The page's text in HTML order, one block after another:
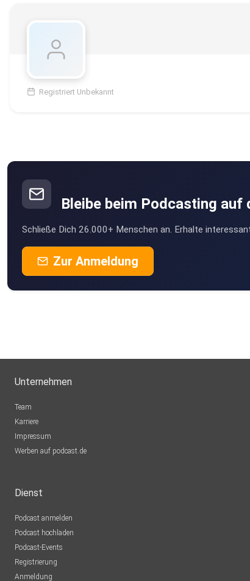
Registriert Unbekannt
Bleibe beim Podcasting auf
Schließe Dich 26.000+ Menschen an. Erhalte
Zur Anmeldung
Unternehmen
Team
Karriere
Impressum
Werben auf podcast.de
Dienst
Podcast anmelden
Podcast hochladen
Podcast-Events
Registrierung
Anmeldung